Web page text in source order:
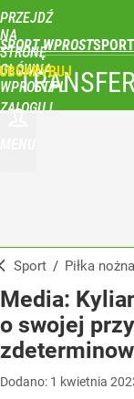
PRZEJDŹ
NA
STRONĘ
GŁÓWNĄ
WPROST.PL
SPORT WPROST
ZALOGUJ
Sport / Piłka nożna
Media:
o swojej
Dodano: 1 kwietnia